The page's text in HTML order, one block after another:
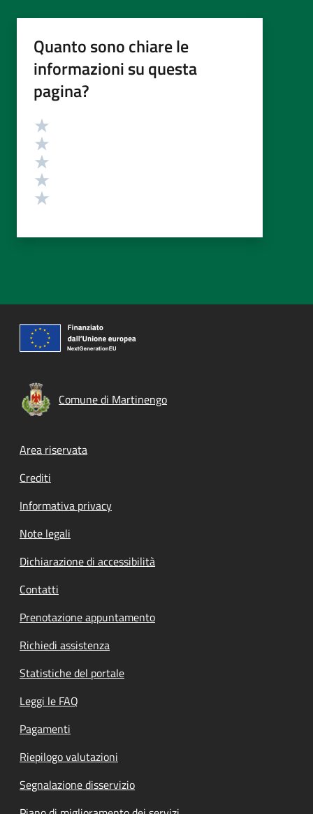
Quanto sono chiare le
informazioni su questa
pagina?
Valutazione
Comune di Martinengo
Footer menu
Area riservata
Crediti
Informativa privacy
Note legali
Dichiarazione di accessibilità
Contatti
Prenotazione appuntamento
Richiedi assistenza
Statistiche del portale
Leggi le FAQ
Pagamenti
Riepilogo valutazioni
Segnalazione disservizio